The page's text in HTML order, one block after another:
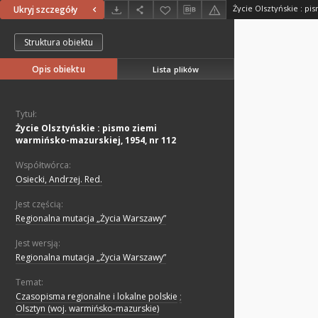
Ukryj szczegóły
Struktura obiektu
Opis obiektu Lista plików
Tytuł:
Życie Olsztyńskie : pismo ziemi
warmińsko-mazurskiej, 1954, nr 112
Współtwórca:
Osiecki, Andrzej. Red.
Jest częścią:
Regionalna mutacja „Życia Warszawy”
Jest wersją:
Regionalna mutacja „Życia Warszawy”
Temat:
Czasopisma regionalne i lokalne polskie ;
Olsztyn (woj. warmińsko-mazurskie)